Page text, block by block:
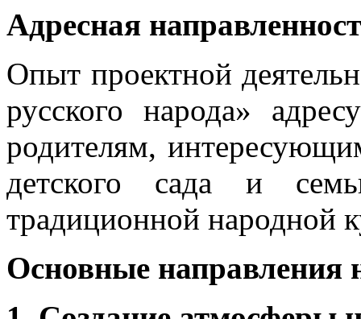
Адресная
Опыт проектной
русского народа»
родителям,
детского сада и
традиционной народной
Основные направления